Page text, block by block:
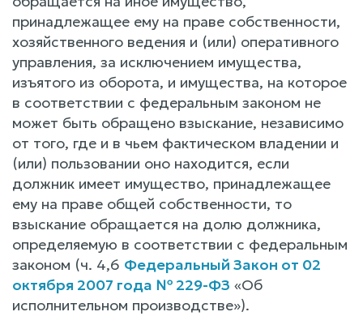
принадлежащее ему на праве собственности,
хозяйственного ведения и (или) оперативного
управления, за исключением имущества,
изъятого из оборота, и имущества, на которое
в соответствии с федеральным законом не
может быть обращено взыскание, независимо
от того, где и в чьем фактическом владении и
(или) пользовании оно находится, если
должник имеет имущество, принадлежащее
ему на праве общей собственности, то
взыскание обращается на долю должника,
определяемую в соответствии с федеральным
законом (ч. 4,6 Федеральный Закон от 02
октября 2007 года № 229-ФЗ «Об
исполнительном производстве»).